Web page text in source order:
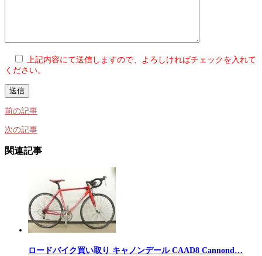
上記内容にて送信しますので、よろしければチェックを入れて
ください。
前の記事
次の記事
関連記事
ロードバイク買い取り キャノンデール CAAD8 Cannond…